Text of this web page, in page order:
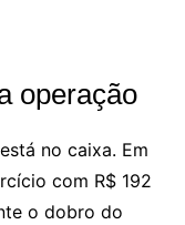
operação
no caixa. Em
com R$ 192
o dobro do